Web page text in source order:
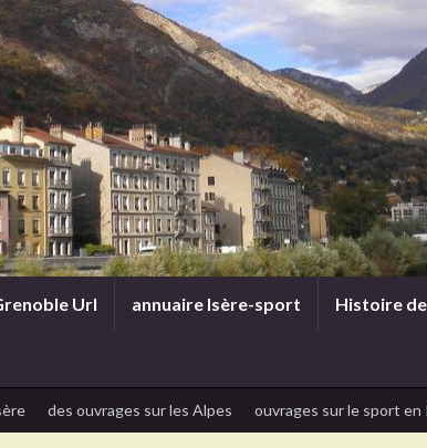
Url annuaire Isère-sport Histoire
des ouvrages sur les Alpes ouvrages sur le sport en